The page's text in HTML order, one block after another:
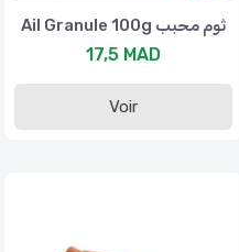
Ail Granule 100g ثوم محبب
17,5 MAD
Voir